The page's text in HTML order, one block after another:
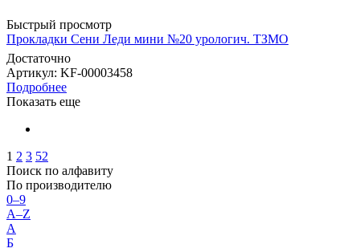
Быстрый просмотр
Прокладки Сени Леди мини №20 урологич. ТЗМО
Достаточно
Артикул: KF-00003458
Подробнее
Показать еще
1 2 3 52
Поиск по алфавиту
По производителю
0–9
A–Z
А
Б